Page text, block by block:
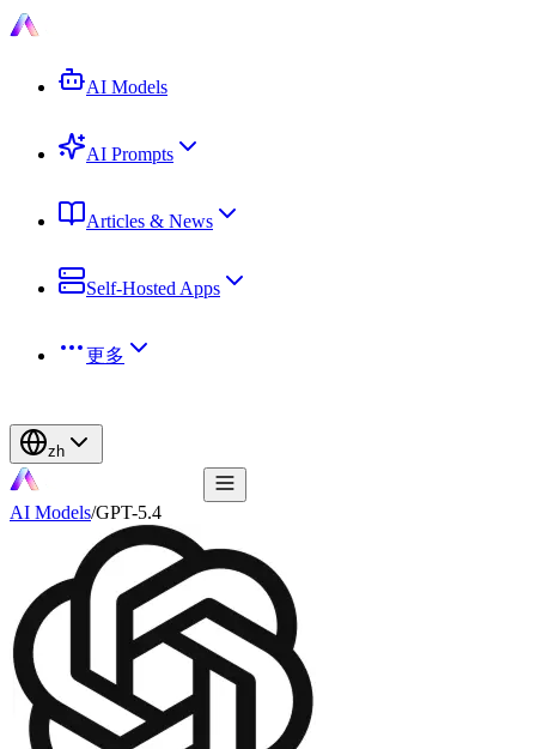
AI Models
AI Prompts
Articles & News
Self-Hosted Apps
更多
zh
AI Models/GPT-5.4